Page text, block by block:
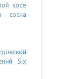
косе
сосна
Six